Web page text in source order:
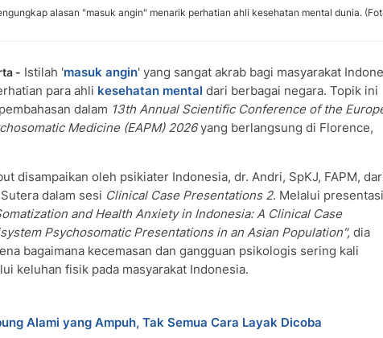
alasan "masuk angin" menarik perhatian ahli kesehatan mental dunia.
- Istilah 'masuk angin' yang sangat akrab bagi masyarakat
para ahli kesehatan mental dari berbagai negara. Topik ini
dalam 13th Annual Scientific Conference of the
Medicine (EAPM) 2026yang berlangsung di Florence,
disampaikan oleh psikiater Indonesia, dr. Andri, SpKJ, FAPM,
dalam sesi Clinical Case Presentations 2. Melalui presentasi
and Health Anxiety in Indonesia: A Clinical Case
Psychosomatic Presentations in an Asian Population", dia
bagaimana kecemasan dan gangguan psikologis sering kali
keluhan fisik pada masyarakat Indonesia.
Alami yang Ampuh, Tak Semua Cara Layak Dicoba